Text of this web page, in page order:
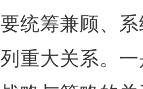
要统筹兼顾、
列重大关系。